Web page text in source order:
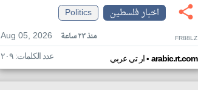
اخبار فلسطين
Politics
Aug 05, 2026
منذ ٢٣ ساعة FR88LZ
ار تي عربي• arabic.rt.com عدد الكلمات: ٢٠٩